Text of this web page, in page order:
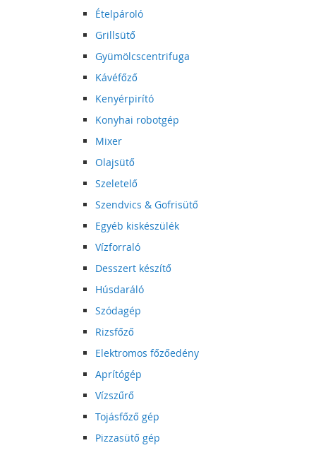
Ételpároló
Grillsütő
Gyümölcscentrifuga
Kávéfőző
Kenyérpirító
Konyhai robotgép
Mixer
Olajsütő
Szeletelő
Szendvics & Gofrisütő
Egyéb kiskészülék
Vízforraló
Desszert készítő
Húsdaráló
Szódagép
Rizsfőző
Elektromos főzőedény
Aprítógép
Vízszűrő
Tojásfőző gép
Pizzasütő gép